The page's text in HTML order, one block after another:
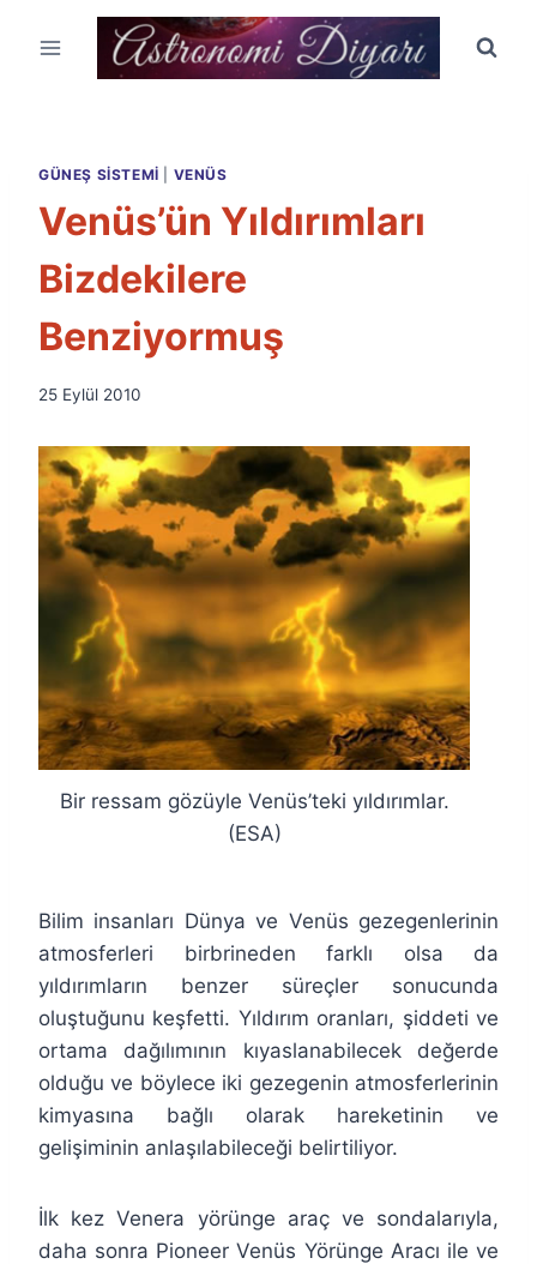
GÜNEŞ SISTEMI VENÜS
Venüs’ün Yıldırımları
Bizdekilere
Benziyormuş
By
Fuat
Özyar
25 Eylül 2010
Bir ressam gözüyle Venüs’teki yıldırımlar.
(ESA)
Bilim insanları Dünya ve Venüs gezegenlerinin
atmosferleri birbrineden farklı olsa da
yıldırımların benzer süreçler sonucunda
oluştuğunu keşfetti. Yıldırım oranları, şiddeti ve
ortama dağılımının kıyaslanabilecek değerde
olduğu ve böylece iki gezegenin atmosferlerinin
kimyasına bağlı olarak hareketinin ve
gelişiminin anlaşılabileceği belirtiliyor.
İlk kez Venera yörünge araç ve sondalarıyla,
daha sonra Pioneer Venüs Yörünge Aracı ile ve